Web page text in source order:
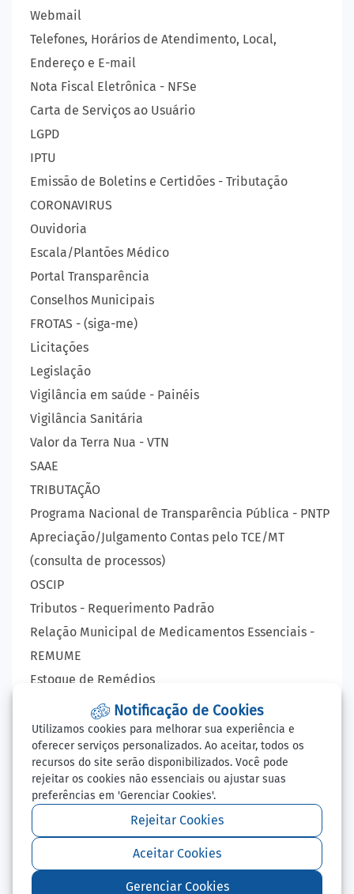
Webmail
Telefones, Horários de Atendimento, Local,
Endereço e E-mail
Nota Fiscal Eletrônica - NFSe
Carta de Serviços ao Usuário
LGPD
IPTU
Emissão de Boletins e Certidões - Tributação
CORONAVIRUS
Ouvidoria
Escala/Plantões Médico
Portal Transparência
Conselhos Municipais
FROTAS - (siga-me)
Licitações
Legislação
Vigilância em saúde - Painéis
Vigilância Sanitária
Valor da Terra Nua - VTN
SAAE
TRIBUTAÇÃO
Programa Nacional de Transparência Pública - PNTP
Apreciação/Julgamento Contas pelo TCE/MT
(consulta de processos)
OSCIP
Tributos - Requerimento Padrão
Relação Municipal de Medicamentos Essenciais -
REMUME
Estoque de Remédios
VIGILÂNCIA EPIDEMIOLÓGICA
Lista de Espera - Consultas, Exames e Cirurgia
LAUDO VIRTUAL - RAIO X
Balcão de Empregos
Perguntas Frequentes
Redefinir Cookies
Todos os Direitos Reservados - Prefeitura Municipal
de Ipiranga do Norte - 2026
Notificação de Cookies
Utilizamos cookies para melhorar sua experiência e
oferecer serviços personalizados. Ao aceitar, todos os
recursos do site serão disponibilizados. Você pode
rejeitar os cookies não essenciais ou ajustar suas
preferências em 'Gerenciar Cookies'.
Rejeitar Cookies
Aceitar Cookies
Gerenciar Cookies